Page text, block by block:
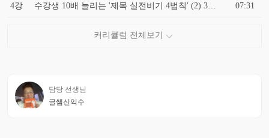
4강 07:31
담당 선생님
글쌤신익수